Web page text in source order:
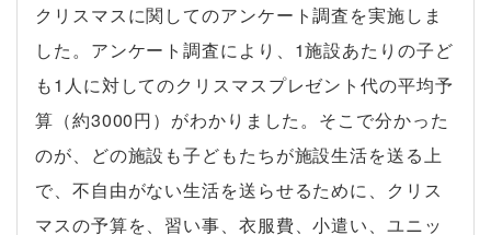
クリスマスに関してのアンケート調査を実施しま
した。アンケート調査により、1施設あたりの子ど
も1人に対してのクリスマスプレゼント代の平均予
算（約3000円）がわかりました。そこで分かった
のが、どの施設も子どもたちが施設生活を送る上
で、不自由がない生活を送らせるために、クリス
マスの予算を、習い事、衣服費、小遣い、ユニッ